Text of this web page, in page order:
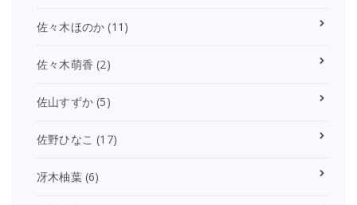
佐々木ほのか (11)
佐々木萌香 (2)
佐山すずか (5)
佐野ひなこ (17)
冴木柚葉(6)